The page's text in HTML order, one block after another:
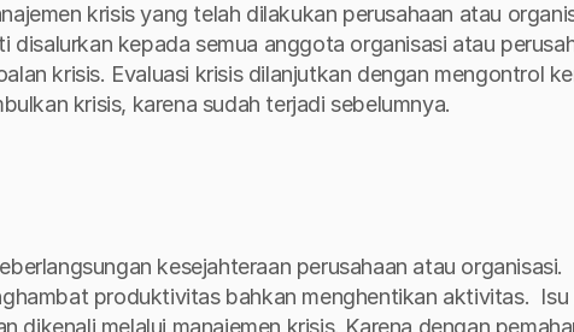
krisis yang telah dilakukan perusahaan atau
disalurkan kepada semua anggota organisasi atau
krisis. Evaluasi krisis dilanjutkan dengan mengontrol
krisis, karena sudah terjadi sebelumnya.
kesejahteraan perusahaan atau organisasi.
produktivitas bahkan menghentikan aktivitas.
dikenali melalui manajemen krisis. Karena dengan